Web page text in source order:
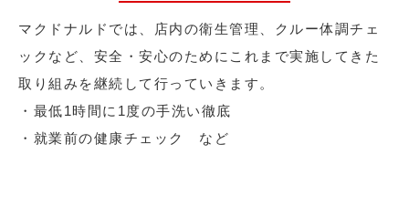
マクドナルドでは、店内の衛生管理、クルー体調チェ
ックなど、安全・安心のためにこれまで実施してきた
取り組みを継続して行っていきます。
・最低1時間に1度の手洗い徹底
・就業前の健康チェック など